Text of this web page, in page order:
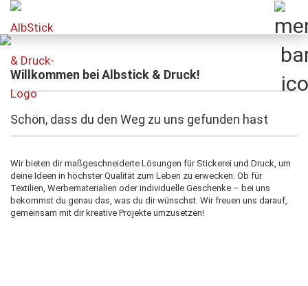
Willkommen bei Albstick & Druck!
Schön, dass du den Weg zu uns gefunden hast
Wir bieten dir maßgeschneiderte Lösungen für Stickerei und Druck, um
deine Ideen in höchster Qualität zum Leben zu erwecken. Ob für
Textilien, Werbematerialien oder individuelle Geschenke – bei uns
bekommst du genau das, was du dir wünschst. Wir freuen uns darauf,
gemeinsam mit dir kreative Projekte umzusetzen!